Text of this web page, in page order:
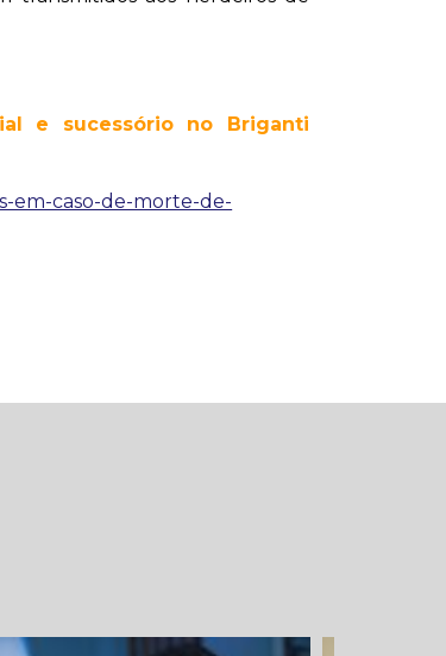
e sucessório no Briganti
em-caso-de-morte-de-